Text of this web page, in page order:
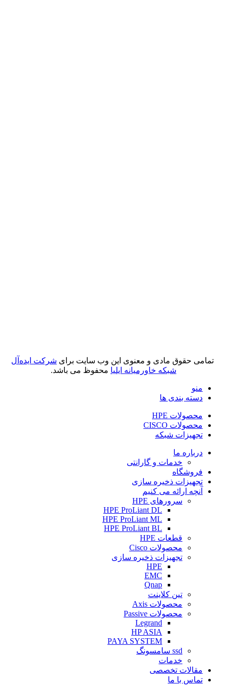
تمامی حقوق مادی و معنوی این وب سایت برای شرکت ایده‌آل
شبکه خاورمیانه ایلیا محفوظ می باشد.
منو
دسته بندی ها
محصولات HPE
محصولات CISCO
تجهیزات شبکه
درباره ما
خدمات و گارانتی
فروشگاه
تجهیزات ذخیره سازی
آنچه ارائه می کنیم
سرورهای HPE
HPE ProLiant DL
HPE ProLiant ML
HPE ProLiant BL
قطعات HPE
محصولات Cisco
تجهیزات ذخیره سازی
HPE
EMC
Qnap
تین کلاینت
محصولات Axis
محصولات Passive
Legrand
HP ASIA
PAYA SYSTEM
ssd سامسونگ
خدمات
مقالات تخصصی
تماس با ما